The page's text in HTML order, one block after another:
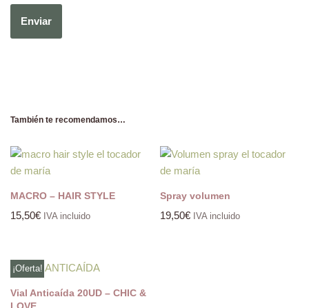
También te recomendamos…
MACRO – HAIR STYLE
15,50€ IVA incluido
Spray volumen
19,50€ IVA incluido
¡Oferta!
Vial Anticaída 20UD – CHIC &